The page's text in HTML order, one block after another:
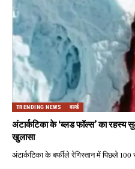
TRENDING NEWS वर्ल्ड
अंटार्कटिका के ‘ब्लड फॉल्स’ का रहस्य
खुलासा
अंटार्कटिका के बर्फीले रेगिस्तान में पिछले